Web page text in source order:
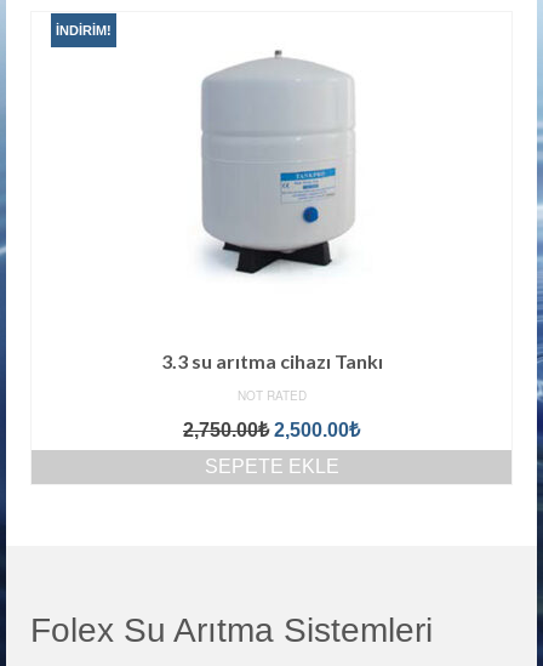
İNDIRIM!
3.3 su arıtma cihazı Tankı
NOT RATED
2,750.00₺ Orijinal
fiyat:
2,750.00₺.
2,500.00₺Şu
andaki
SEPETE EKLE
Folex Su Arıtma Sistemleri